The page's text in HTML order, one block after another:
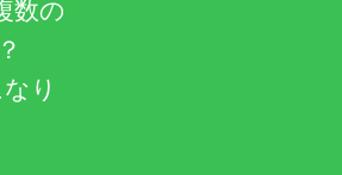
数の
り